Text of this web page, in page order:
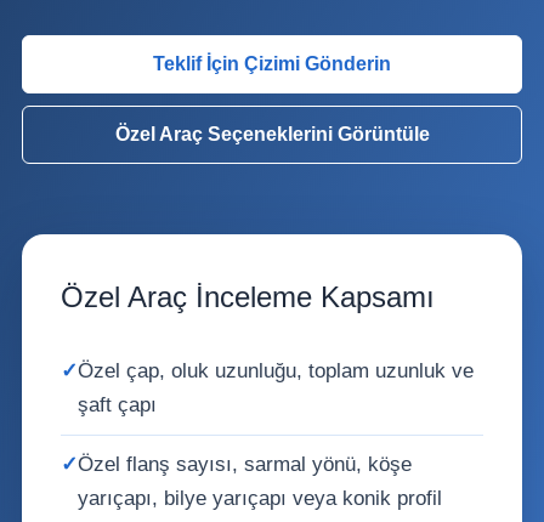
Teklif İçin Çizimi Gönderin
Özel Araç Seçeneklerini Görüntüle
Özel Araç İnceleme Kapsamı
✓Özel çap, oluk uzunluğu, toplam uzunluk ve
şaft çapı
✓Özel flanş sayısı, sarmal yönü, köşe
yarıçapı, bilye yarıçapı veya konik profil